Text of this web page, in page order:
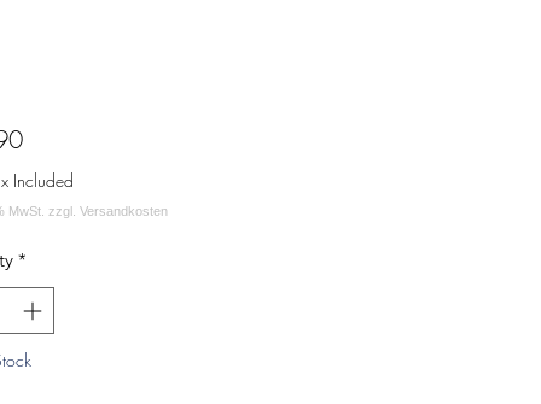
Price
Included
*